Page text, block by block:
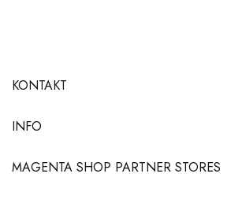
KONTAKT
INFO
MAGENTA SHOP PARTNER STORES